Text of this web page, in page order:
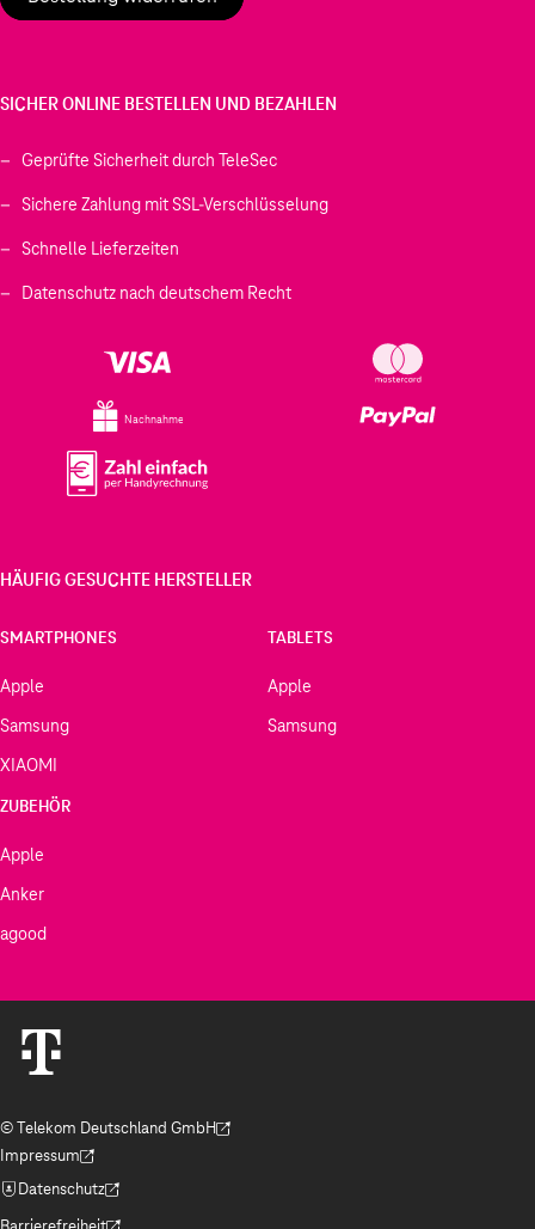
SICHER ONLINE BESTELLEN UND BEZAHLEN
Geprüfte Sicherheit durch TeleSec
Sichere Zahlung mit SSL-Verschlüsselung
Schnelle Lieferzeiten
Datenschutz nach deutschem Recht
Nachnahme
HÄUFIG GESUCHTE HERSTELLER
SMARTPHONES
Apple
Samsung
XIAOMI
TABLETS
Apple
Samsung
ZUBEHÖR
Apple
Anker
agood
© Telekom Deutschland GmbH
(Der Link wird in einem neuen Tab geöffnet)
Impressum
(Der Link wird in einem neuen Tab geöffnet)
Datenschutz
(Der Link wird in einem neuen Tab geöffnet)